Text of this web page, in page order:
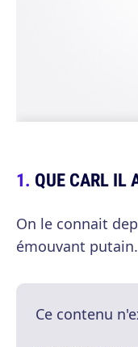
QUE CARL IL
On le connait
émouvant
Ce contenu